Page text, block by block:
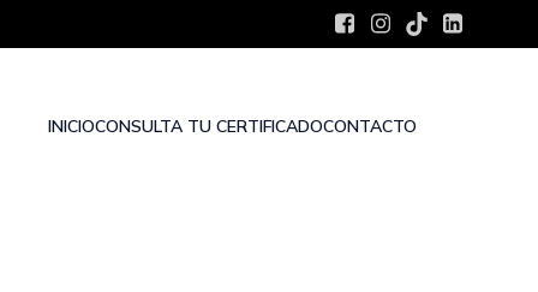
INICIOCONSULTA TU CERTIFICADOCONTACTO